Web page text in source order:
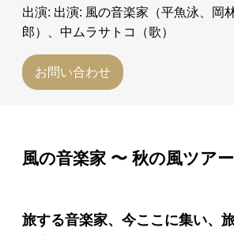
出演: 出演: 風の音楽家（平魚泳、岡
郎）、中ムラサトコ（歌）
お問い合わせ
風の音楽家 〜 秋の風ツア
旅する音楽家、今ここに集い、